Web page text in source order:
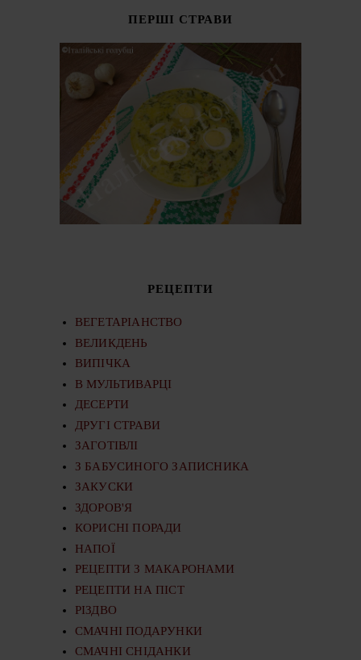
ПЕРШІ СТРАВИ
РЕЦЕПТИ
ВЕГЕТАРІАНСТВО
ВЕЛИКДЕНЬ
ВИПІЧКА
В МУЛЬТИВАРЦІ
ДЕСЕРТИ
ДРУГІ СТРАВИ
ЗАГОТІВЛІ
З БАБУСИНОГО ЗАПИСНИКА
ЗАКУСКИ
ЗДОРОВ'Я
КОРИСНІ ПОРАДИ
НАПОЇ
РЕЦЕПТИ З МАКАРОНАМИ
РЕЦЕПТИ НА ПІСТ
РІЗДВО
СМАЧНІ ПОДАРУНКИ
СМАЧНІ СНІДАНКИ